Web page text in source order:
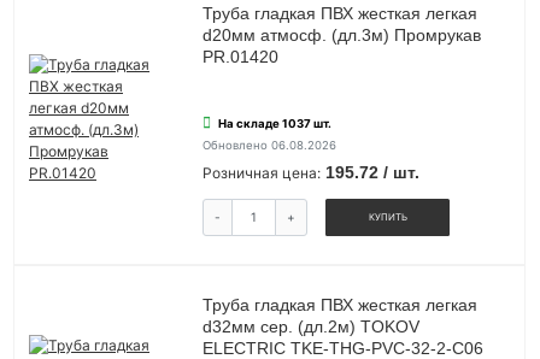
Труба гладкая ПВХ жесткая легкая
d20мм атмосф. (дл.3м) Промрукав
PR.01420
На складе 1037 шт.
Обновлено 06.08.2026
Розничная цена: 195.72 / шт.
- + КУПИТЬ
Труба гладкая ПВХ жесткая легкая
d32мм сер. (дл.2м) TOKOV
ELECTRIC TKE-THG-PVC-32-2-C06